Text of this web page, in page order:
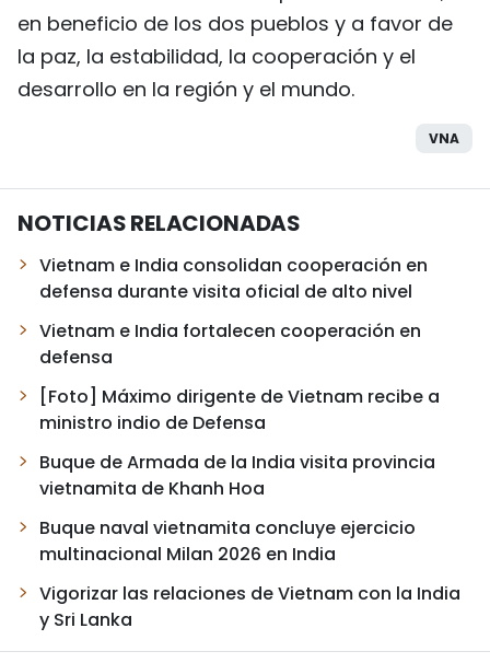
en beneficio de los dos pueblos y a favor de
la paz, la estabilidad, la cooperación y el
desarrollo en la región y el mundo.
VNA
NOTICIAS RELACIONADAS
Vietnam e India consolidan cooperación en
defensa durante visita oficial de alto nivel
Vietnam e India fortalecen cooperación en
defensa
[Foto] Máximo dirigente de Vietnam recibe a
ministro indio de Defensa
Buque de Armada de la India visita provincia
vietnamita de Khanh Hoa
Buque naval vietnamita concluye ejercicio
multinacional Milan 2026 en India
Vigorizar las relaciones de Vietnam con la India
y Sri Lanka